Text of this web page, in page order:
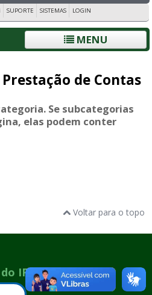
SUPORTE SISTEMAS LOGIN
MENU
de Contas
Se subcategorias
elas podem conter
Voltar para o topo
IFSP no e-MEC